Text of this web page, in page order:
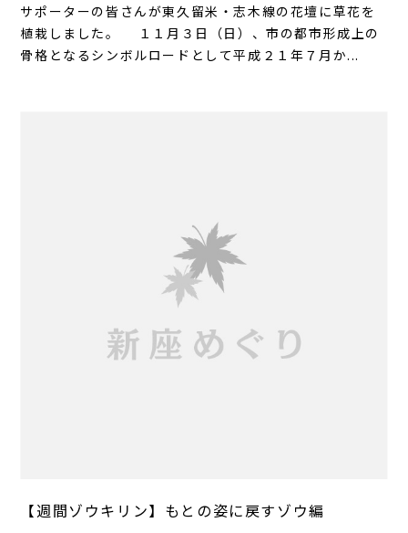
サポーターの皆さんが東久留米・志木線の花壇に草花を
植栽しました。 １１月３日（日）、市の都市形成上の
骨格となるシンボルロードとして平成２１年７月か...
【週間ゾウキリン】もとの姿に戻すゾウ編